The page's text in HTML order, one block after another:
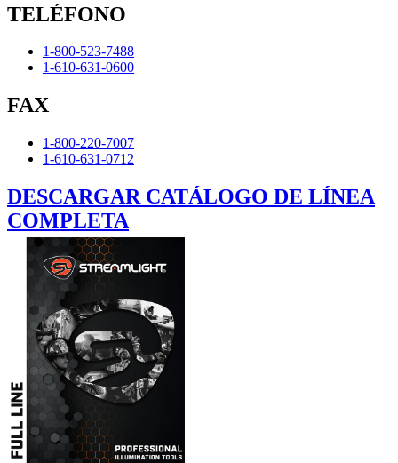
TELÉFONO
1-800-523-7488
1-610-631-0600
FAX
1-800-220-7007
1-610-631-0712
DESCARGAR CATÁLOGO DE LÍNEA
COMPLETA